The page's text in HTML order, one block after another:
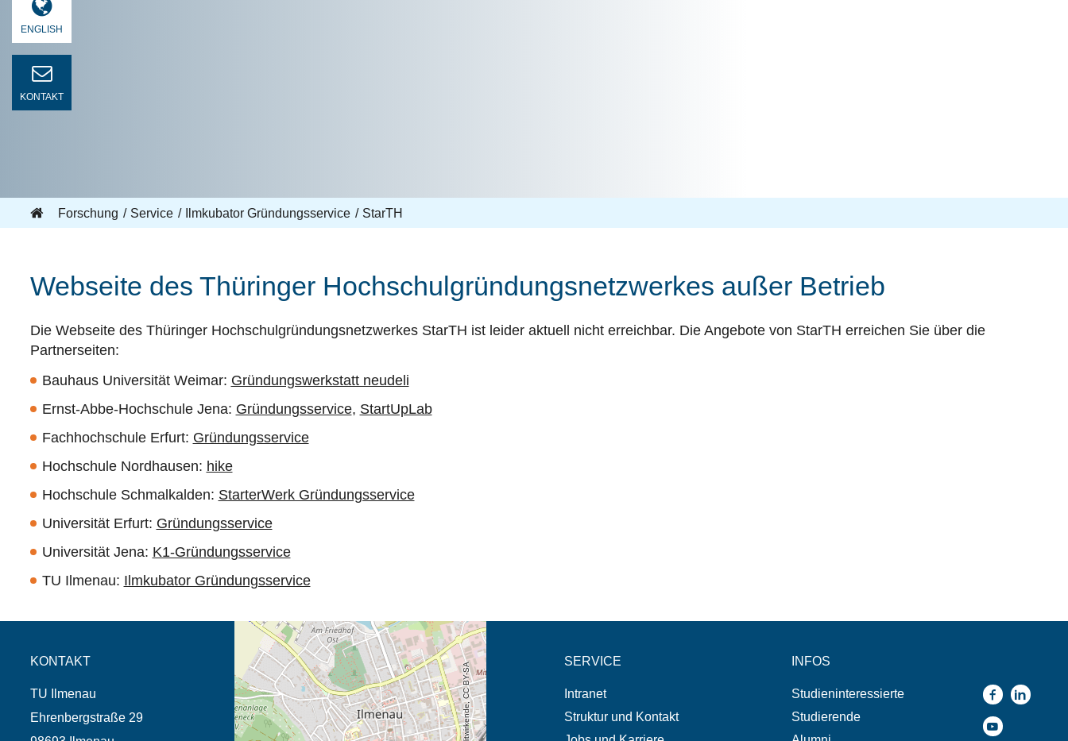
ENGLISH
KONTAKT
Forschung Service Ilmkubator Gründungsservice StarTH
Webseite des Thüringer Hochschulgründungsnetzwerkes außer Betrieb
Die Webseite des Thüringer Hochschulgründungsnetzwerkes StarTH ist leider aktuell nicht erreichbar. Die Angebote von StarTH erreichen Sie über die
Partnerseiten:
Bauhaus Universität Weimar: Gründungswerkstatt neudeli
Ernst-Abbe-Hochschule Jena: Gründungsservice, StartUpLab
Fachhochschule Erfurt: Gründungsservice
Hochschule Nordhausen: hike
Hochschule Schmalkalden: StarterWerk Gründungsservice
Universität Erfurt: Gründungsservice
Universität Jena: K1-Gründungsservice
TU Ilmenau: Ilmkubator Gründungsservice
KONTAKT
TU Ilmenau
Ehrenbergstraße 29
Öffnet die Anfahrtsbeschreibung in neuem
Tab (Karte)
SERVICE
Intranet
Struktur und Kontakt
INFOS
Studieninteressierte
Studierende